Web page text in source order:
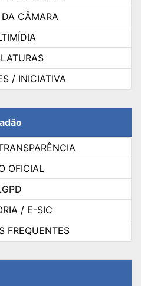
CÂMARA
/ INICIATIVA
OFICIAL
/ E-SIC
FREQUENTES